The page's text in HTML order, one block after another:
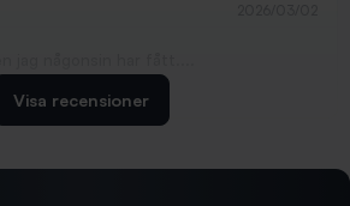
2026/02/19
Visa recensioner